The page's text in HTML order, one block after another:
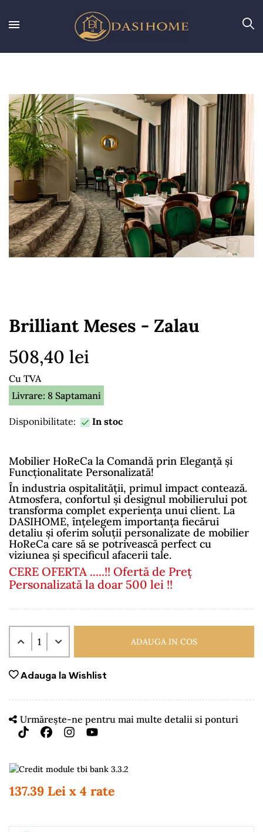
Brilliant Meses - Zalau
508,40 lei
Cu TVA
Livrare: 8 Saptamani
Disponibilitate:  In stoc
Mobilier HoReCa la Comandă prin Eleganță și
Funcționalitate Personalizată!
În industria ospitalității, primul impact contează.
Atmosfera, confortul și designul mobilierului pot
transforma complet experiența unui client. La
DASIHOME, înțelegem importanța fiecărui
detaliu și oferim soluții personalizate de mobilier
HoReCa care să se potrivească perfect cu
viziunea și specificul afacerii tale.
CERE OFERTA .....!! Ofertă de Preț
Personalizată la doar 500 lei !!
ADAUGA IN COS
Adauga la Wishlist
Urmărește-ne pentru mai multe detalii si ponturi
137.39 Lei x 4 rate